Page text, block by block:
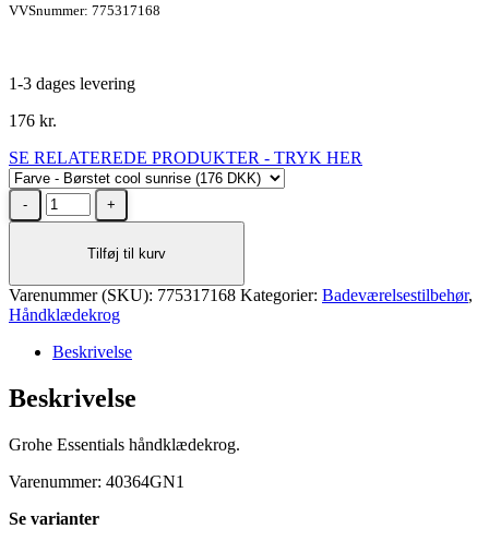
VVSnummer: 775317168
1-3 dages levering
176 kr.
SE RELATEREDE PRODUKTER - TRYK HER
Grohe
Essentials
cool
sunrise
Tilføj til kurv
Varenummer (SKU): 775317168 Kategorier: Badeværelsestilbehør,
Håndklædekrog
Beskrivelse
Beskrivelse
Grohe Essentials håndklædekrog.
Varenummer: 40364GN1
Se varianter